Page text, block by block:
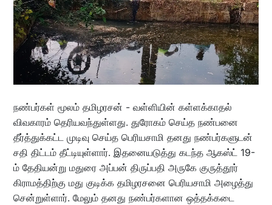
நண்பர்கள் மூலம் தமிழரசன் - வள்ளியின் கள்ளக்காதல்
விவகாரம் தெரியவந்துள்ளது. துரோகம் செய்த நண்பனை
தீர்த்துக்கட்ட முடிவு செய்த பெரியசாமி தனது நண்பர்களுடன்
சதி திட்டம் தீட்டியுள்ளார். இதனையடுத்து கடந்த ஆகஸ்ட் 19-
ம் தேதியன்று மதுரை அப்பன் திருப்பதி அருகே குருத்தூர்
கிராமத்திற்கு மது குடிக்க தமிழரசனை பெரியசாமி அழைத்து
சென்றுள்ளார். மேலும் தனது நண்பர்களான ஒத்தக்கடை